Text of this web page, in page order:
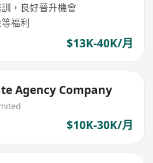
，良好晉升機會
福利
$13K-40K/月
Agency Company
$10K-30K/月